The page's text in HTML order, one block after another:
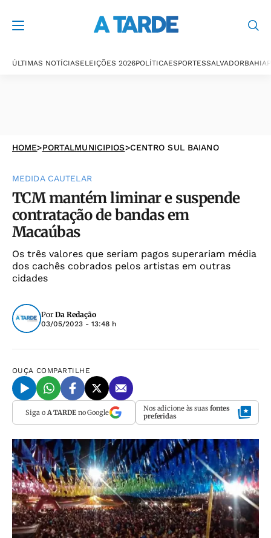
ÚLTIMAS NOTÍCIASELEIÇÕES 2026POLÍTICAESPORTESSALVADORBAHIA
HOME>PORTALMUNICIPIOS>CENTRO SUL BAIANO
MEDIDA CAUTELAR
TCM mantém liminar e suspende
contratação de bandas em
Macaúbas
Os três valores que seriam pagos superariam média
dos cachês cobrados pelos artistas em outras
cidades
Por Da Redação
03/05/2023 - 13:48 h
OUÇA COMPARTILHE
Siga o A TARDEno Google Nos adicione às suas fontes
preferidas